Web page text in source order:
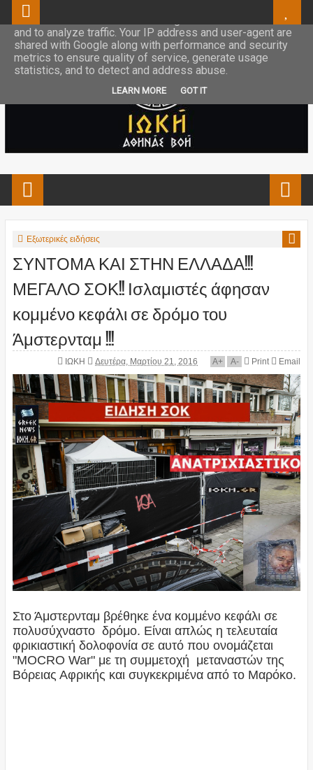
Εξωτερικές ειδήσεις
ΣΥΝΤΟΜΑ ΚΑΙ ΣΤΗΝ ΕΛΛΑΔΑ!!!
ΜΕΓΑΛΟ ΣΟΚ!! Ισλαμιστές άφησαν
κομμένο κεφάλι σε δρόμο του
Άμστερνταμ !!!
ΙΩΚΗ Δευτέρα, Μαρτίου 21, 2016 A+ A- Print Email
Στο Άμστερνταμ βρέθηκε ένα κομμένο κεφάλι σε
πολυσύχναστο δρόμο. Είναι απλώς η τελευταία
φρικιαστική δολοφονία σε αυτό που ονομάζεται
"MOCRO War" με τη συμμετοχή μεταναστών της
Βόρειας Αφρικής και συγκεκριμένα από το Μαρόκο.
This site uses cookies from Google to deliver its services
and to analyze traffic. Your IP address and user-agent are
shared with Google along with performance and security
metrics to ensure quality of service, generate usage
statistics, and to detect and address abuse.
LEARN MORE GOT IT